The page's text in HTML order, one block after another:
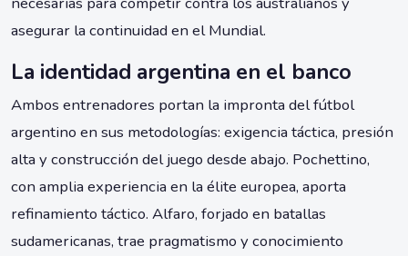
asegurar la continuidad en el Mundial.
La identidad argentina en el banco
Ambos entrenadores portan la impronta del fútbol
argentino en sus metodologías: exigencia táctica, presión
alta y construcción del juego desde abajo. Pochettino,
con amplia experiencia en la élite europea, aporta
refinamiento táctico. Alfaro, forjado en batallas
sudamericanas, trae pragmatismo y conocimiento